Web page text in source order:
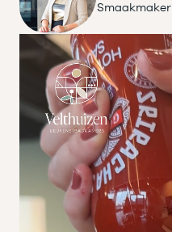
Smaakmaker